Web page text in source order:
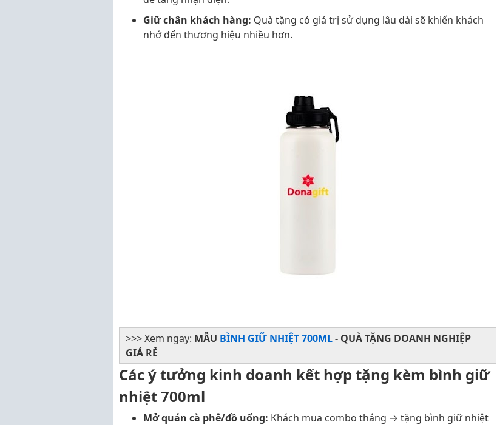
Giữ chân khách hàng: Quà tặng có giá trị sử dụng lâu dài sẽ khiến khách
nhớ đến thương hiệu nhiều hơn.
>>> Xem ngay: MẪU BÌNH GIỮ NHIỆT 700ML- QUÀ TẶNG DOANH NGHIỆP
GIÁ RẺ
Các ý tưởng kinh doanh kết hợp tặng kèm bình giữ
nhiệt 700ml
Mở quán cà phê/đồ uống: Khách mua combo tháng → tặng bình giữ nhiệt